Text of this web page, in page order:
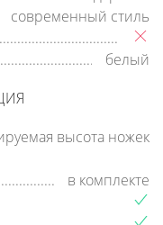
современный стиль
белый
высота ножек
в комплекте